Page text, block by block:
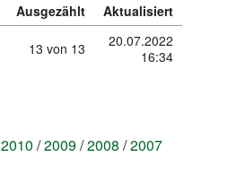
Ausgezählt Aktualisiert
13 von 13
20.07.2022
16:34
2010 2009 2008 2007